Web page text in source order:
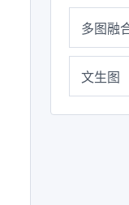
多图融
文生图